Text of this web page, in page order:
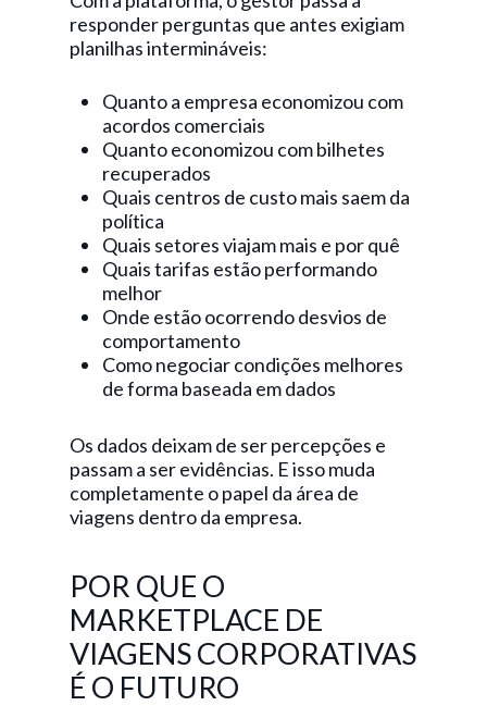
responder perguntas que antes exigiam
planilhas intermináveis:
Quanto a empresa economizou com
acordos comerciais
Quanto economizou com bilhetes
recuperados
Quais centros de custo mais saem da
política
Quais setores viajam mais e por quê
Quais tarifas estão performando
melhor
Onde estão ocorrendo desvios de
comportamento
Como negociar condições melhores
de forma baseada em dados
Os dados deixam de ser percepções e
passam a ser evidências. E isso muda
completamente o papel da área de
viagens dentro da empresa.
POR QUE O
MARKETPLACE DE
VIAGENS CORPORATIVAS
É O FUTURO